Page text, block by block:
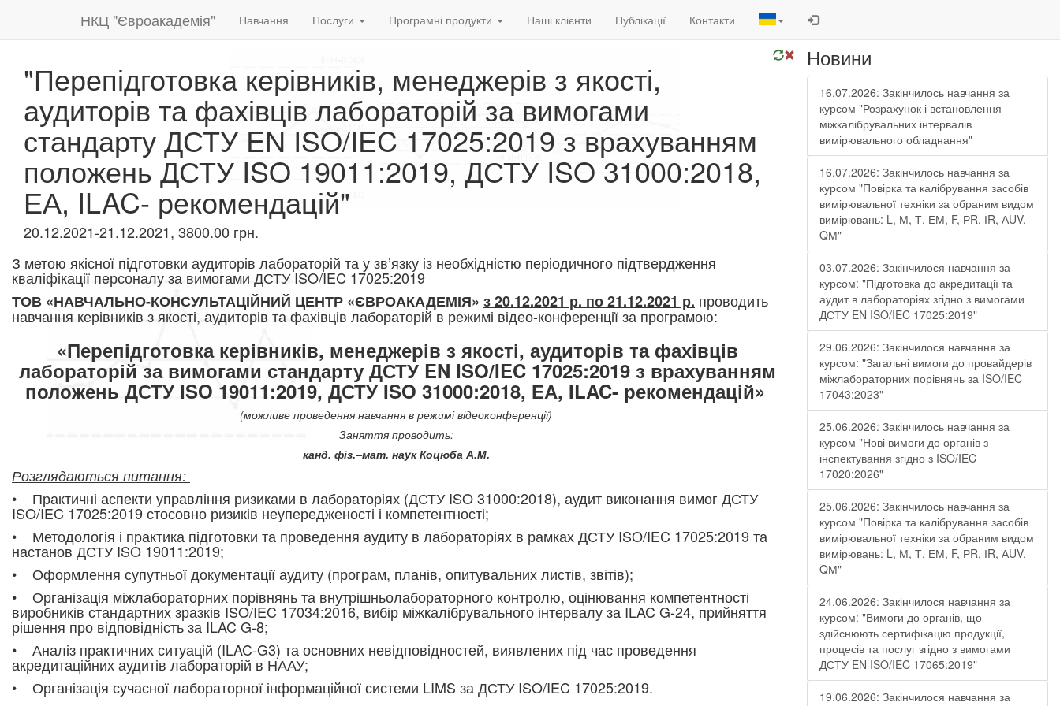
НКЦ "Євроакадемія" Навчання Послуги Програмні продукти Наші клієнти Публікації Контакти
"Перепідготовка керівників, менеджерів з якості,
аудиторів та фахівців лабораторій за вимогами
стандарту ДСТУ EN ISO/IEC 17025:2019 з врахуванням
положень ДСТУ ISO 19011:2019, ДСТУ ISO 31000:2018,
ЕА, ILAC- рекомендацій"
20.12.2021-21.12.2021, 3800.00 грн.
З метою якісної підготовки аудиторів лабораторій та у зв’язку із необхідністю періодичного підтвердження
кваліфікації персоналу за вимогами ДСТУ ISO/IEC 17025:2019
ТОВ «НАВЧАЛЬНО-КОНСУЛЬТАЦІЙНИЙ ЦЕНТР «ЄВРОАКАДЕМІЯ» з 20.12.2021 р. по 21.12.2021 р. проводить
навчання керівників з якості, аудиторів та фахівців лабораторій в режимі відео-конференції за програмою:
«Перепідготовка керівників, менеджерів з якості, аудиторів та фахівців
лабораторій за вимогами стандарту ДСТУ EN ISO/IEC 17025:2019 з врахуванням
положень ДСТУ ISO 19011:2019, ДСТУ ISO 31000:2018, ЕА, ILAC- рекомендацій»
(можливе проведення навчання в режимі відеоконференції)
Заняття проводить:
канд. фіз.–мат. наук Коцюба А.М.
Розглядаються питання:
• Практичні аспекти управління ризиками в лабораторіях (ДСТУ ISO 31000:2018), аудит виконання вимог ДСТУ
ISO/IEC 17025:2019 стосовно ризиків неупередженості і компетентності;
• Методологія і практика підготовки та проведення аудиту в лабораторіях в рамках ДСТУ ISO/IEC 17025:2019 та
настанов ДСТУ ISO 19011:2019;
• Оформлення супутньої документації аудиту (програм, планів, опитувальних листів, звітів);
• Організація міжлабораторних порівнянь та внутрішньолабораторного контролю, оцінювання компетентності
виробників стандартних зразків ISO/IEC 17034:2016, вибір міжкалібрувального інтервалу за ILAC G-24, прийняття
рішення про відповідність за ILAC G-8;
• Аналіз практичних ситуацій (ILAC-G3) та основних невідповідностей, виявлених під час проведення
акредитаційних аудитів лабораторій в НААУ;
• Організація сучасної лабораторної інформаційної системи LIMS за ДСТУ ISO/IEC 17025:2019.
Новини
16.07.2026: Закінчилось навчання за
курсом "Розрахунок і встановлення
міжкалібрувальних інтервалів
вимірювального обладнання"
16.07.2026: Закінчилось навчання за
курсом "Повірка та калібрування засобів
вимірювальної техніки за обраним видом
вимірювань: L, М, Т, ЕМ, F, РR, ІR, АUV,
QМ"
03.07.2026: Закінчилося навчання за
курсом: "Підготовка до акредитації та
аудит в лабораторіях згідно з вимогами
ДСТУ EN ISO/IEC 17025:2019"
29.06.2026: Закінчилося навчання за
курсом: "Загальні вимоги до провайдерів
міжлабораторних порівнянь за ISO/IEC
17043:2023"
25.06.2026: Закінчилось навчання за
курсом "Нові вимоги до органів з
інспектування згідно з ISO/IEC
17020:2026"
25.06.2026: Закінчилось навчання за
курсом "Повірка та калібрування засобів
вимірювальної техніки за обраним видом
вимірювань: L, М, Т, ЕМ, F, РR, ІR, АUV,
QМ"
24.06.2026: Закінчилося навчання за
курсом: "Вимоги до органів, що
здійснюють сертифікацію продукції,
процесів та послуг згідно з вимогами
ДСТУ EN ISO/IEC 17065:2019"
19.06.2026: Закінчилося навчання за